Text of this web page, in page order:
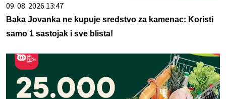
09. 08. 2026 13:47
Baka Jovanka ne kupuje sredstvo za kamenac: Koristi
samo 1 sastojak i sve blista!